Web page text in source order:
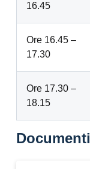
16.45
Ore 16.45 –
17.30
Ore 17.30 –
18.15
Documenti